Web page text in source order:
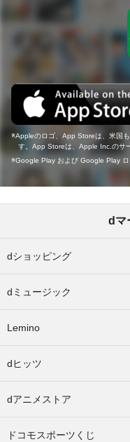
Appleのロゴ、App Storeは、米国
す。App Storeは、Apple Inc.のサ
Google Play および Google Play ロ
dマ
dショッピング
dミュージック
Lemino
dヒッツ
dアニメストア
ドコモスポーツくじ